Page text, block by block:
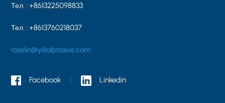
Тел. :+8613225098833
Тел. :+8613760218037
roselin@yiliabrasive.com
Facebook Linkedin